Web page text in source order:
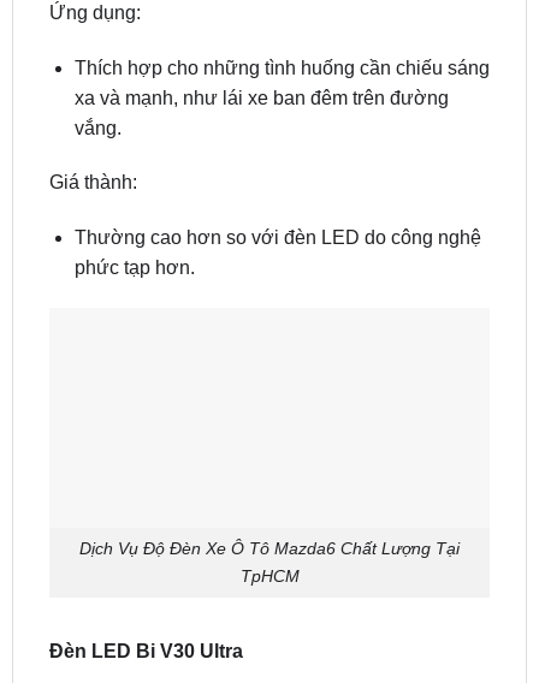
Ứng dụng:
Thích hợp cho những tình huống cần chiếu sáng
xa và mạnh, như lái xe ban đêm trên đường
vắng.
Giá thành:
Thường cao hơn so với đèn LED do công nghệ
phức tạp hơn.
Dịch Vụ Độ Đèn Xe Ô Tô Mazda6 Chất Lượng Tại
TpHCM
Đèn LED Bi V30 Ultra